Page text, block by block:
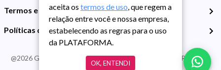
Termos e Condições de Uso
Políticas de Cookies
@2026Guarida Imóvel. Todos os direitos reservados. CRECI RS -
413J | CNPJ Guarida: 89.398.606/0001-30
aceita os termos de uso, que regem a
relação entre você e nossa empresa,
estabelecendo as regras para o uso
da PLATAFORMA.
OK, ENTENDI